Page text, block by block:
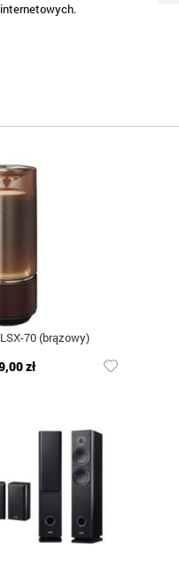
70 (brązowy)
zł